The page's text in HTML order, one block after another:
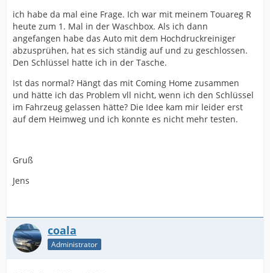
ich habe da mal eine Frage. Ich war mit meinem Touareg R
heute zum 1. Mal in der Waschbox. Als ich dann
angefangen habe das Auto mit dem Hochdruckreiniger
abzusprühen, hat es sich ständig auf und zu geschlossen.
Den Schlüssel hatte ich in der Tasche.
Ist das normal? Hängt das mit Coming Home zusammen
und hätte ich das Problem vll nicht, wenn ich den Schlüssel
im Fahrzeug gelassen hätte? Die Idee kam mir leider erst
auf dem Heimweg und ich konnte es nicht mehr testen.
Gruß
Jens
coala
Administrator